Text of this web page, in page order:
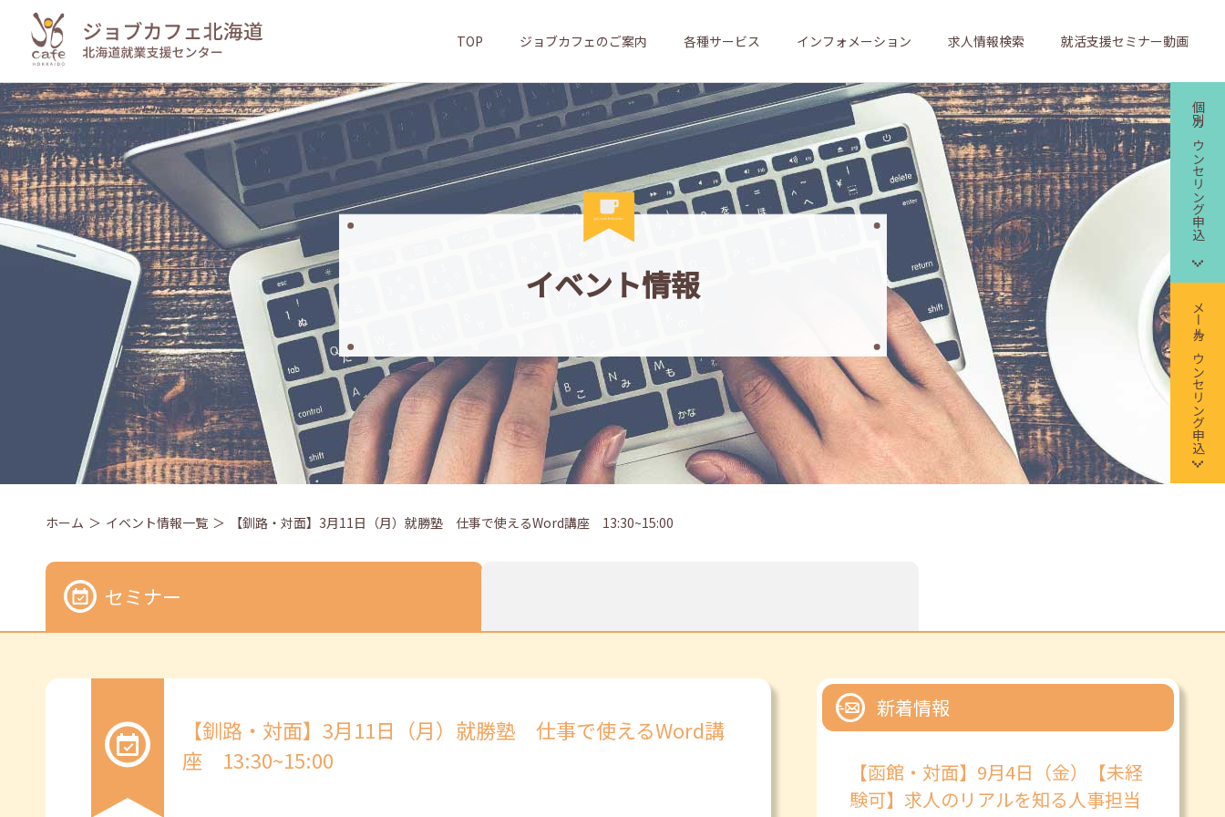
TOP ジョブカフェのご案内 各種サービス インフォメーション 求人情報検索 就活支援セミナー動画
個別カウンセリング申込
メールカウンセリング申込
イベント情報
ホーム イベント情報一覧 【釧路・対面】3月11日（月）就勝塾 仕事で使えるWord講座 13:30~15:00
セミナー
【釧路・対面】3月11日（月）就勝塾 仕事で使えるWord講
座 13:30~15:00
新着情報
【函館・対面】9月4日（金）【未経
験可】求人のリアルを知る人事担当